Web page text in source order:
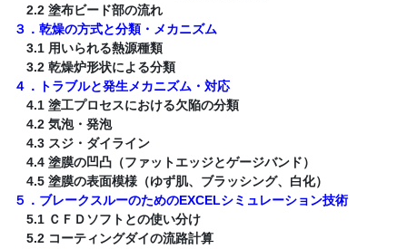
2.2 塗布ビード部の流れ
３．乾燥の方式と分類・メカニズム
3.1 用いられる熱源種類
3.2 乾燥炉形状による分類
４．トラブルと発生メカニズム・対応
4.1 塗工プロセスにおける欠陥の分類
4.2 気泡・発泡
4.3 スジ・ダイライン
4.4 塗膜の凹凸（ファットエッジとゲージバンド）
4.5 塗膜の表面模様（ゆず肌、ブラッシング、白化）
５．ブレークスルーのためのEXCELシミュレーション技術
5.1 ＣＦＤソフトとの使い分け
5.2 コーティングダイの流路計算